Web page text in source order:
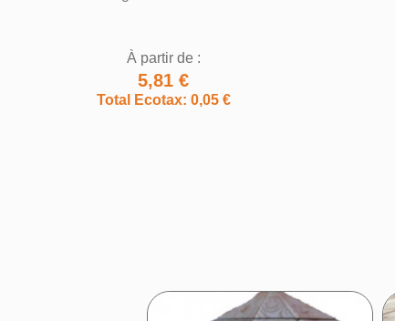
À partir de :
5,81 €
Total Ecotax: 0,05 €